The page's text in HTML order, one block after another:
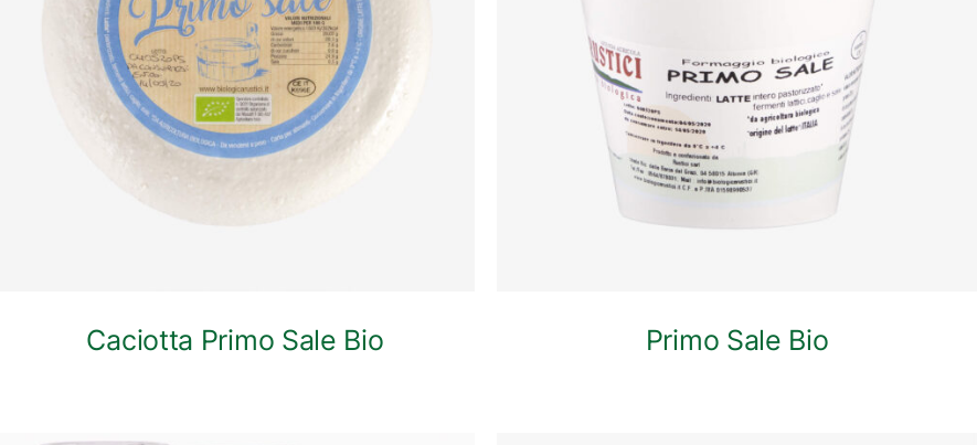
ANTEPRIMA RAPIDA
Caciotta Primo Sale Bio Primo Sale Bio